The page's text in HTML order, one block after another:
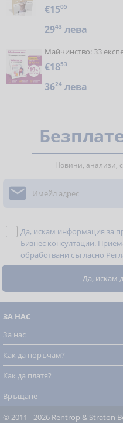
€1505
2943 лева
Майчинство: 33
€1853
3624 лева
Новини, анализи,

Да, искам информация за
Бизнес консултации.
обработвани съгласно
ЗА НАС
За нас
Как да поръчам?
Как да платя?
Връщане
© 2011 - 2026 Rentrop & Straton